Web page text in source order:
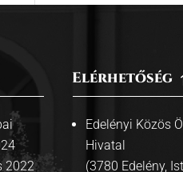
2022
Elérhetőség
Edelényi Közös
Hivatal
(3780 Edelény,